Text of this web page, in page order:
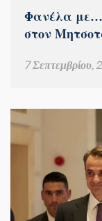
Φανέλα με…
στον
7 Σεπτεμβρίου,